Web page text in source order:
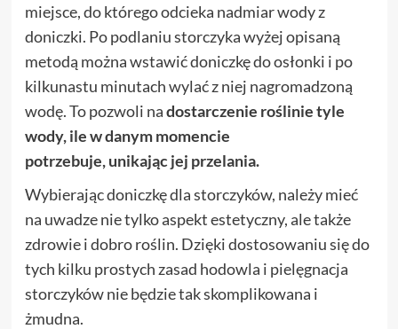
miejsce, do którego odcieka nadmiar wody z
doniczki. Po podlaniu storczyka wyżej opisaną
metodą można wstawić doniczkę do osłonki i po
kilkunastu minutach wylać z niej nagromadzoną
wodę. To pozwoli nadostarczenie roślinie tyle
wody, ile w danym momencie
potrzebuje,unikając jej przelania.
Wybierając doniczkę dla storczyków, należy mieć
na uwadze nie tylko aspekt estetyczny, ale także
zdrowie i dobro roślin. Dzięki dostosowaniu się do
tych kilku prostych zasad hodowla i pielęgnacja
storczyków nie będzie tak skomplikowana i
żmudna.